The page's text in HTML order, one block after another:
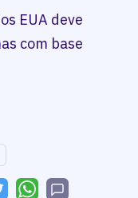
EUA deve
com base